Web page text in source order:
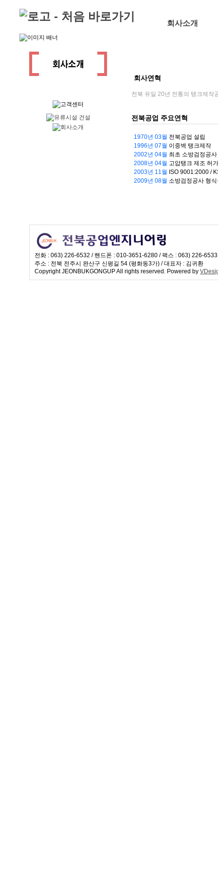
Skip to content
회사소개
회사연혁
전북 유일 20년 전통의 탱크제작
전북공업 주요연혁
1970년 03월 전북공업 설립
1996년 07월 이중벽 탱크제작
2002년 04월 최초 소방검정공
2008년 04월 고압탱크 제조 허가
2003년 11월 ISO 9001:2000 /
2009년 08월 소방검정공사 형
전화 : 063) 226-6532 / 핸드폰 : 010-3651-6280 / 팩스 : 063) 226-
주소 : 전북 전주시 완산구 신평길 54 (평화동3가) / 대표자 : 김귀환
Copyright JEONBUKGONGUP All rights reserved. Powered by